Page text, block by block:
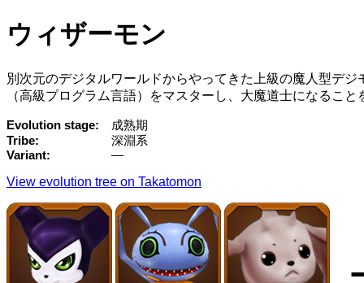
ウィザーモン
別次元のデジタルワールドからやってきた上級の魔人型デ
（高級プログラム言語）をマスターし、大魔道士になるこ
Evolution stage
成熟期
Tribe
深淵系
Variant
—
View evolution tree on Takatomon